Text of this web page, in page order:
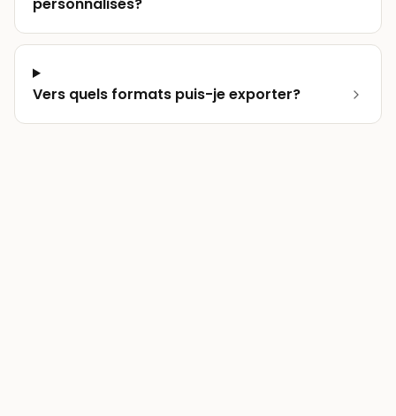
Vers quels formats puis-je exporter?